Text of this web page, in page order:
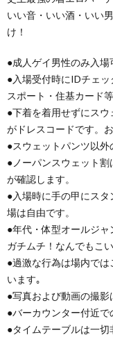
いい音・いい酒・いい
け！
●成人ゲイ男性のみ入場
●入場受付時にIDチェ
スポート・住基カード
●下着を着用せずにスウ
がドレスコードです。
●スウェットパンツ以外
●ノーパンスウェット
が確認します。
●入場時に手の甲にス
場は自由です。
●年代・体型オールジャ
ガチムチ！なんでもこい
●過激な行為は場内で
います｡
●写真および動画の撮影
●バーカウンター付近で
●タイムテーブルは一切